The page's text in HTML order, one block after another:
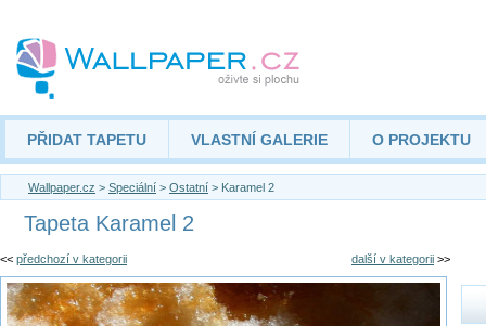
PŘIDAT TAPETU VLASTNÍ GALERIE O PROJEKTU
Wallpaper.cz > Speciální > Ostatní > Karamel 2
Tapeta Karamel 2
<< předchozí v kategorii další v kategorii >>